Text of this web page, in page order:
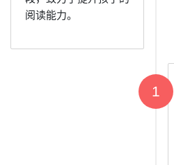
阅读能力。
1